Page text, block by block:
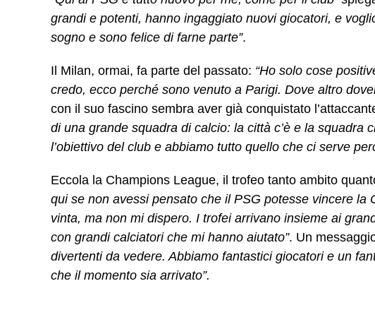
grandi e potenti, hanno ingaggiato nuovi giocatori, e
sogno e sono felice di farne parte”.
Il Milan, ormai, fa parte del passato: “Ho solo cose
credo, ecco perché sono venuto a Parigi. Dove altro
con il suo fascino sembra aver già conquistato
di una grande squadra di calcio: la città c’è e la squadra
l’obiettivo del club e abbiamo tutto quello che ci serve
Eccola la Champions League, il trofeo tanto ambito
qui se non avessi pensato che il PSG potesse vincere la
vinta, ma non mi dispero. I trofei arrivano insieme ai
con grandi calciatori che mi hanno aiutato”. Un
divertenti da vedere. Abbiamo fantastici giocatori e un
che il momento sia arrivato”.